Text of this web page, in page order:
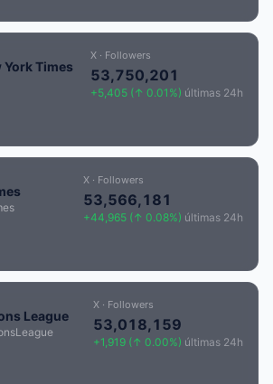
York Times
X · Followers
53,750,201
+5,405 (↑ 0.01%) últimas 24h
X · Followers
53,566,181
+44,965 (↑ 0.08%) últimas 24h
League
X · Followers
53,018,159
+1,919 (↑ 0.00%) últimas 24h